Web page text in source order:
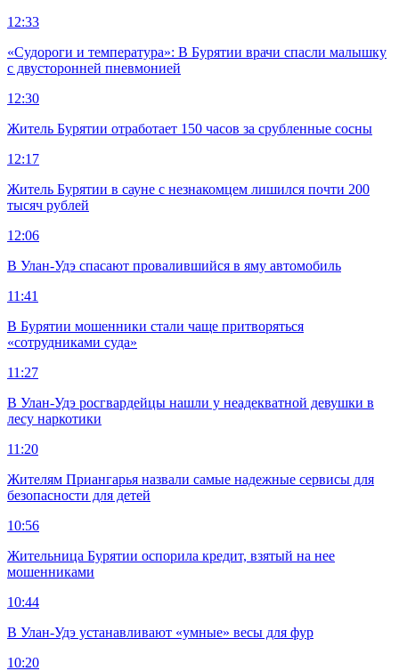
12:33
«Судороги и температура»: В Бурятии врачи спасли малышку
с двусторонней пневмонией
12:30
Житель Бурятии отработает 150 часов за срубленные сосны
12:17
Житель Бурятии в сауне с незнакомцем лишился почти 200
тысяч рублей
12:06
В Улан-Удэ спасают провалившийся в яму автомобиль
11:41
В Бурятии мошенники стали чаще притворяться
«сотрудниками суда»
11:27
В Улан-Удэ росгвардейцы нашли у неадекватной девушки в
лесу наркотики
11:20
Жителям Приангарья назвали самые надежные сервисы для
безопасности для детей
10:56
Жительница Бурятии оспорила кредит, взятый на нее
мошенниками
10:44
В Улан-Удэ устанавливают «умные» весы для фур
10:20